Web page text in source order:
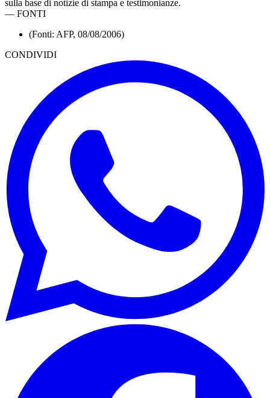
sulla base di notizie di stampa e testimonianze.
— FONTI
(Fonti: AFP, 08/08/2006)
CONDIVIDI